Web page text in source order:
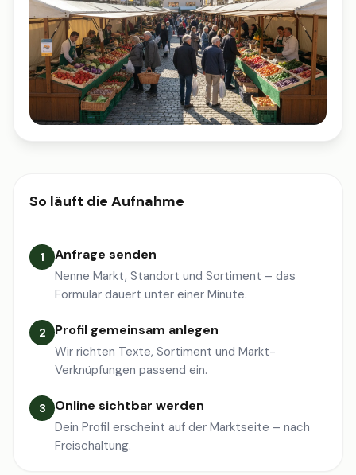
So läuft die Aufnahme
1 Anfrage senden
Nenne Markt, Standort und Sortiment – das
Formular dauert unter einer Minute.
2 Profil gemeinsam anlegen
Wir richten Texte, Sortiment und Markt-
Verknüpfungen passend ein.
3 Online sichtbar werden
Dein Profil erscheint auf der Marktseite – nach
Freischaltung.